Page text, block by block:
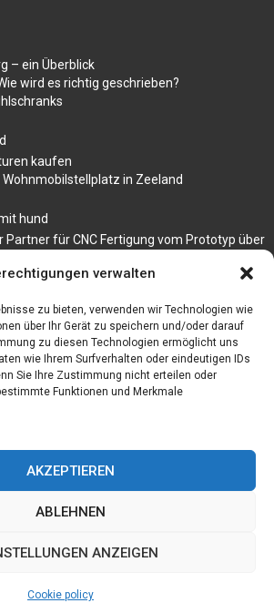
verwalten
zu bieten, verwenden wir Technologien wie
über Ihr Gerät zu speichern und/oder darauf
zu diesen Technologien ermöglicht uns
wie Ihrem Surfverhalten oder eindeutigen IDs
Sie Ihre Zustimmung nicht erteilen oder
Funktionen und Merkmale
AKZEPTIEREN
ABLEHNEN
ANZEIGEN
Cookie policy
– ein Überblick
wird es richtig geschrieben?
kaufen
in Zeeland
hund
Partner für CNC Fertigung vom Prototyp über